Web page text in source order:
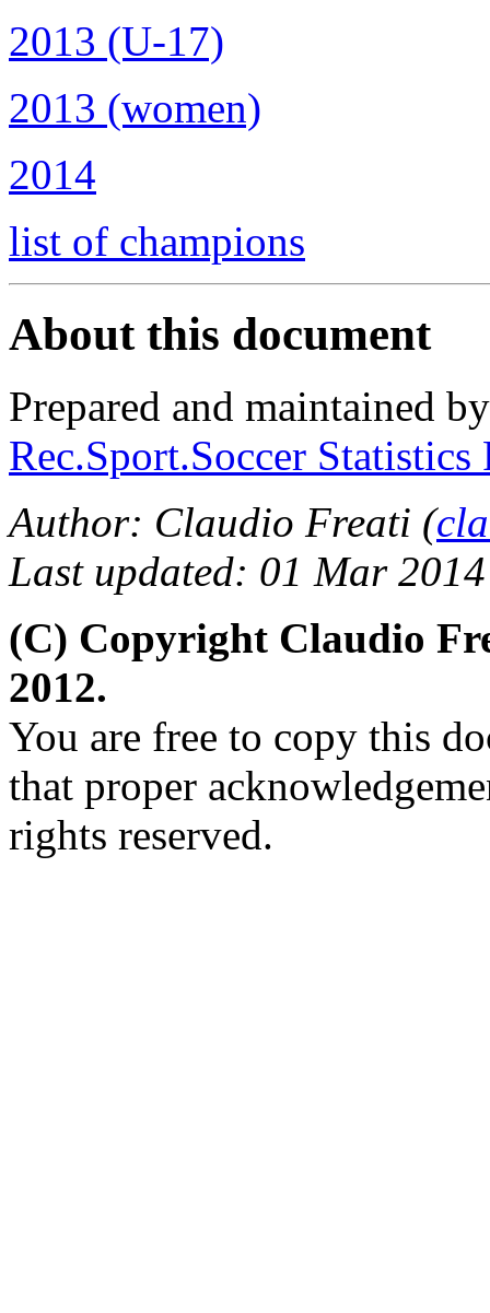
2013 (U-17)
2013 (women)
2014
list of champions
About this document
Prepared and maintained
Rec.Sport.Soccer
Author: Claudio Freati (
Last updated: 01 Mar 2014
(C) Copyright Claudio
2012.
You are free to copy this
that proper
rights reserved.